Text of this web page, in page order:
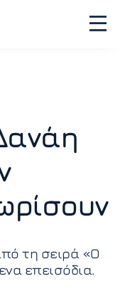
τη σειρά «Ο
επεισόδια.